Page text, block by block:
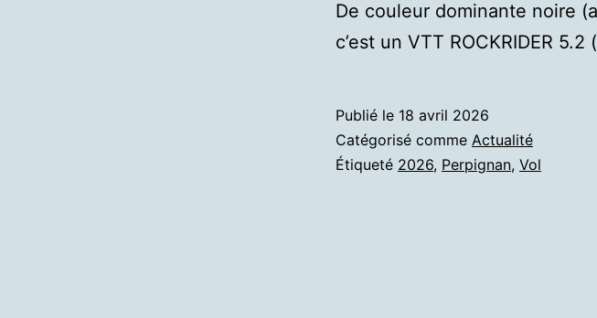
De couleur dominante noire
c’est un VTT ROCKRIDER
Publié le 18 avril 2026
Catégorisé comme Actualité
Étiqueté 2026, Perpignan, Vol